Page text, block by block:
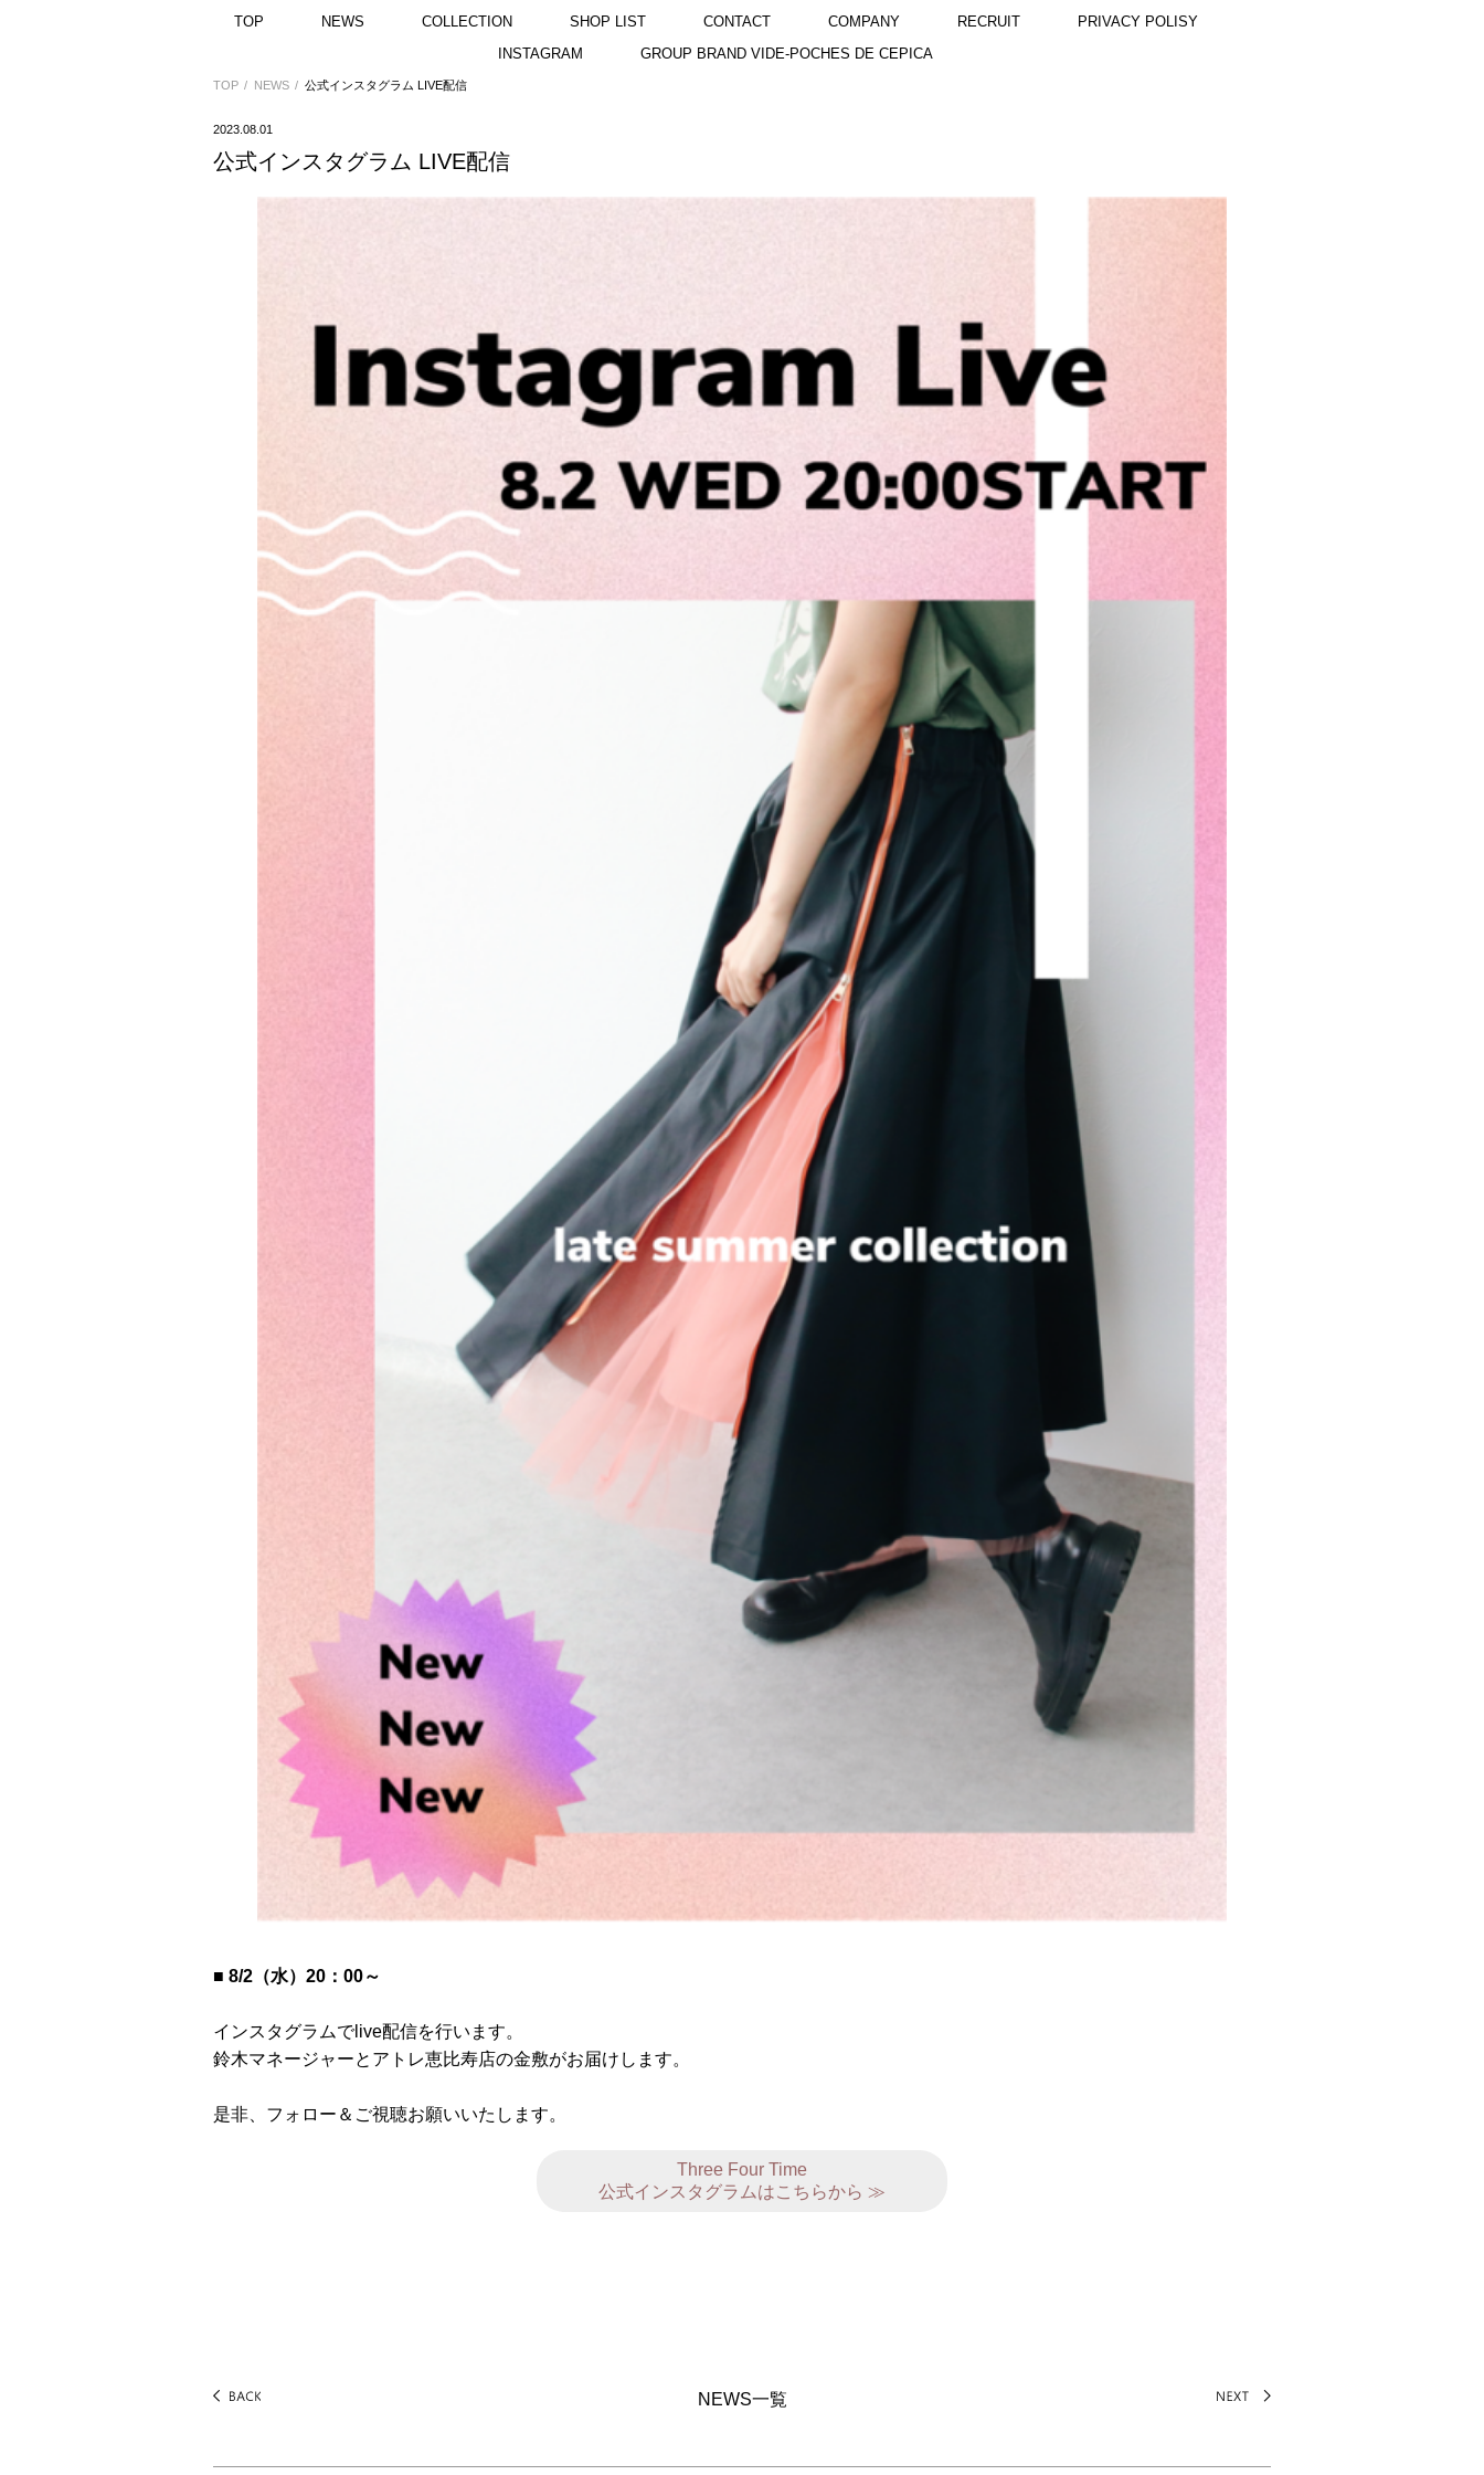
TOP NEWS COLLECTION SHOP LIST CONTACT COMPANY RECRUIT
PRIVACY POLISY
INSTAGRAM
GROUP BRAND VIDE-POCHES DE CEPICA
TOP NEWS 公式インスタグラム LIVE配信
2023.08.01
公式インスタグラム LIVE配信
■ 8/2（水）20：00～
インスタグラムでlive配信を行います。
鈴木マネージャーとアトレ恵比寿店の金敷がお届けします。
是非、フォロー＆ご視聴お願いいたします。
Three Four Time
公式インスタグラムはこちらから ≫
NEWS一覧